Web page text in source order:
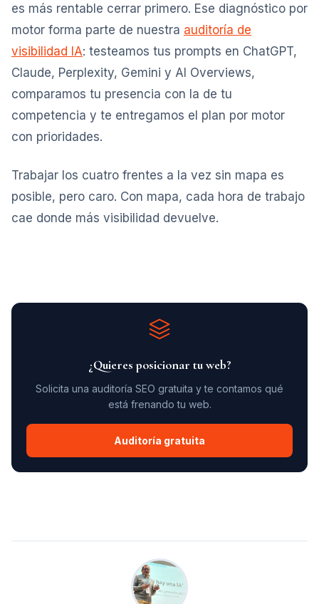
es más rentable cerrar primero. Ese diagnóstico por
motor forma parte de nuestra auditoría de
visibilidad IA: testeamos tus prompts en ChatGPT,
Claude, Perplexity, Gemini y AI Overviews,
comparamos tu presencia con la de tu
competencia y te entregamos el plan por motor
con prioridades.
Trabajar los cuatro frentes a la vez sin mapa es
posible, pero caro. Con mapa, cada hora de trabajo
cae donde más visibilidad devuelve.
¿Quieres posicionar tu web?
Solicita una auditoría SEO gratuita y te contamos qué
está frenando tu web.
Auditoría gratuita